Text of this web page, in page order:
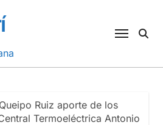
Ruiz aporte de los
Termoeléctrica Antonio